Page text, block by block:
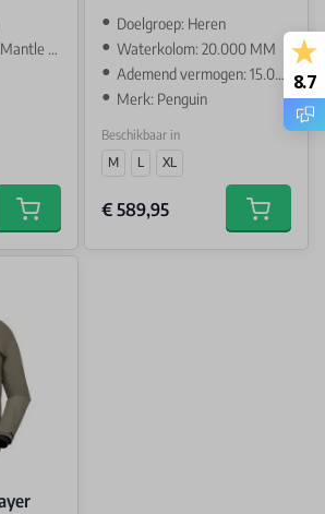
80gsm
Add to cart
Doelgroep: Heren
Waterkolom: 20.000 MM
Ademend vermogen: 15.000 GR
Merk: Penguin
Beschikbaar in
M
L XL
€ 589,95 Add to
8.7